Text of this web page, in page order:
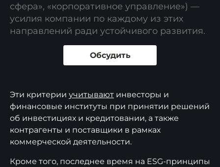
сфера», «корпоративное управление») —
усилия компании по каждому из этих
направлений ради устойчивого развития.
Обсудить
Эти критерии учитывают инвесторы и
финансовые институты при принятии решений
об инвестициях и кредитовании, а также
контрагенты и поставщики в рамках
коммерческой деятельности.
Кроме того, последнее время на ESG-принципы